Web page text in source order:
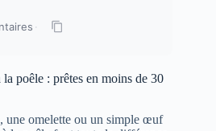
·
poêle : prêtes en moins de 30
une omelette ou un simple œuf